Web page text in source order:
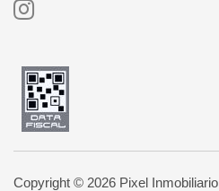
Copyright © 2026 Pixel Inmobiliario